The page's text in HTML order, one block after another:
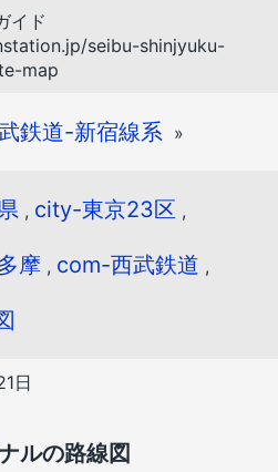
イド
seibu-shinjyuku-
map
鉄道-新宿線系 »
, city-東京23区 ,
摩 , com-西武鉄道 ,
日
ルの路線図